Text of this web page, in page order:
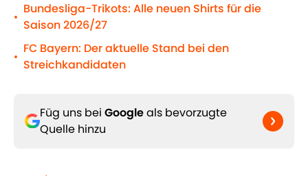
•
Bundesliga-Trikots: Alle neuen Shirts für die
Saison 2026/27
•
FC Bayern: Der aktuelle Stand bei den
Streichkandidaten
Füg uns bei Googleals bevorzugte
Quelle hinzu